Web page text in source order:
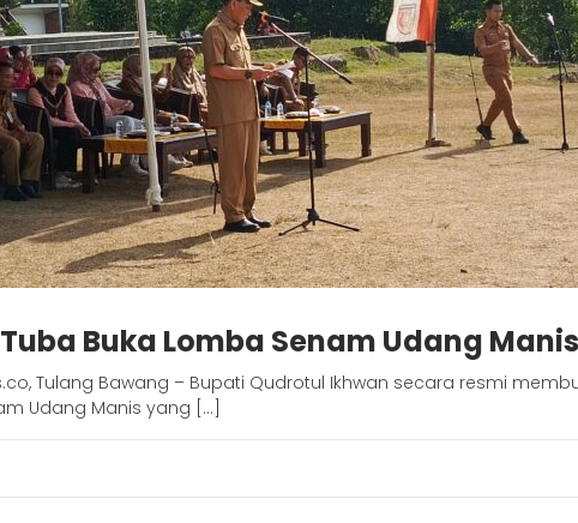
Buka Lomba Senam Udang Manis
Tulang Bawang – Bupati Qudrotul Ikhwan secara resmi
Udang Manis yang […]